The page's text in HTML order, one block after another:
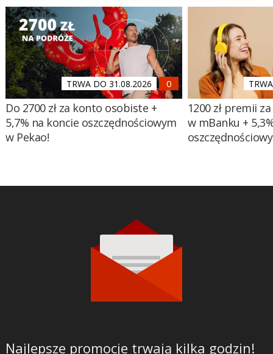
TRWA DO 31.08.2026
Do 2700 zł za konto osobiste +
5,7% na koncie oszczędnościowym
w Pekao!
1200 zł premii
w mBanku +
Najlepsze promocje trwają kilka godzin!